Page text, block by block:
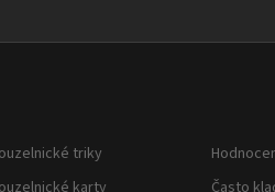
triky
karty
Často